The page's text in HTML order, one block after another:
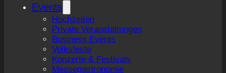
Events
Hochzeiten
Private Veranstaltungen
Business Events
Volksfeste
Konzerte & Festivals
Messegastronomie